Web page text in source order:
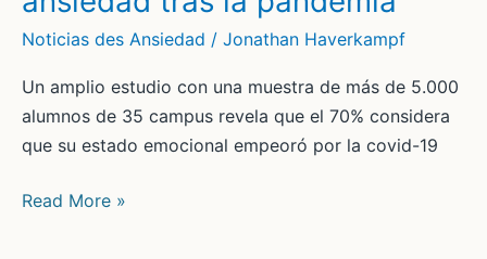
beneficiar
la
actividad
física
Noticias des Ansiedad / Jonathan Haverkampf
Un amplio estudio con una muestra de más de 5.000
alumnos de 35 campus revela que el 70% considera
que su estado emocional empeoró por la covid-19
Dos
Read More »